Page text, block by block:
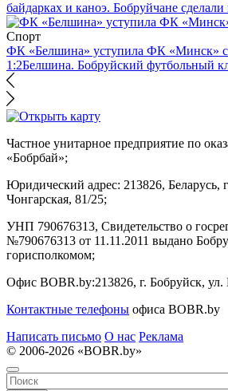
байдарках и каноэ. Бобруйчане
Спорт
ФК «Белшина» уступила ФК «Минск»
1:2Белшина. Бобруйский футбольный
Частное унитарное предприятие по
«Бобрбай»;
Юридический адрес: 213826, Беларусь,
Чонгарская, 81/25;
УНП 790676313, Свидетельство о
№790676313 от 11.11.2011 выдано
горисполкомом;
Офис BOBR.by:213826, г. Бобруйск,
Контактные телефоны офиса BOBR.by
Написать письмо О нас Реклама
© 2006-2026 «BOBR.by»